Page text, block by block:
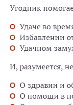
Угодник
Удаче во
Избавлении
Удачном
И, разумеется,
О здравии и
О помощи в